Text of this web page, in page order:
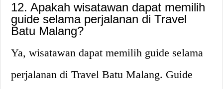
12. Apakah wisatawan dapat memilih
guide selama perjalanan di Travel
Batu Malang?
Ya, wisatawan dapat memilih guide selama
perjalanan di Travel Batu Malang. Guide